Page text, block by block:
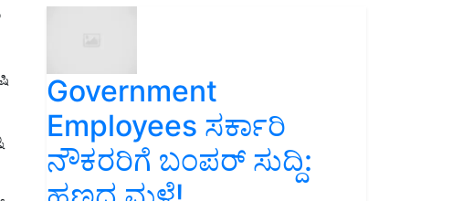
Government
Employees ಸರ್ಕಾರಿ
ನೌಕರರಿಗೆ ಬಂಪರ್‌ ಸುದ್ದಿ: